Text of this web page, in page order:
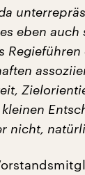
eben
nicht,